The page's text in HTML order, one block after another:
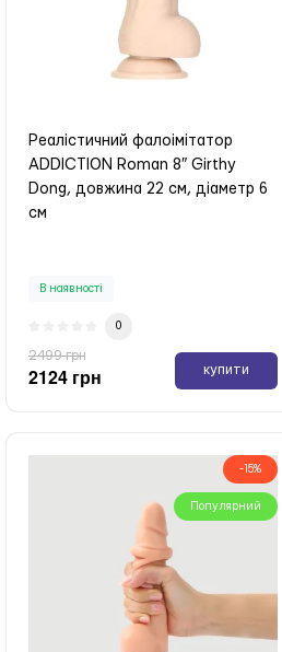
Реалістичний фалоімітатор
ADDICTION Roman 8″ Girthy
Dong, довжина 22 см, діаметр 6
см
В наявності
0
2499 грн
2124 грн купити
-15%
Популярний